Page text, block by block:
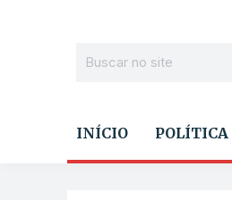
INÍCIO POLÍTICA